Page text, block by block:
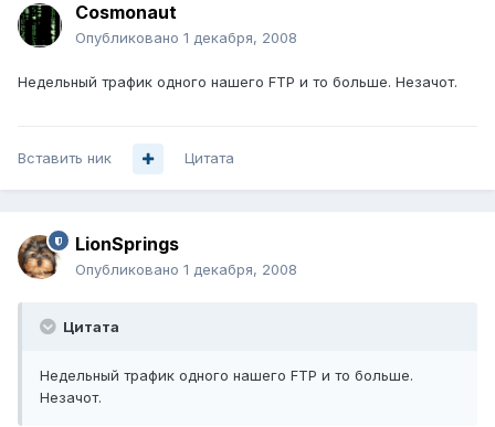
Cosmonaut
Опубликовано 1 декабря, 2008
Недельный трафик одного нашего FTP и то больше. Незачот.
Вставить ник Цитата
LionSprings
Опубликовано 1 декабря, 2008
Цитата
Недельный трафик одного нашего FTP и то больше.
Незачот.